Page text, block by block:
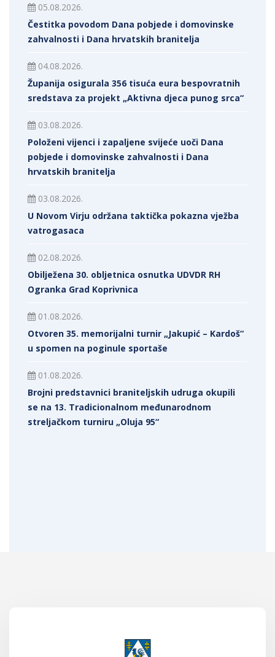
05.08.2026.
Čestitka povodom Dana pobjede i domovinske
zahvalnosti i Dana hrvatskih branitelja
04.08.2026.
Županija osigurala 356 tisuća eura bespovratnih
sredstava za projekt „Aktivna djeca punog srca“
03.08.2026.
Položeni vijenci i zapaljene svijeće uoči Dana
pobjede i domovinske zahvalnosti i Dana
hrvatskih branitelja
03.08.2026.
U Novom Virju održana taktička pokazna vježba
vatrogasaca
02.08.2026.
Obilježena 30. obljetnica osnutka UDVDR RH
Ogranka Grad Koprivnica
01.08.2026.
Otvoren 35. memorijalni turnir „Jakupić – Kardoš“
u spomen na poginule sportaše
01.08.2026.
Brojni predstavnici braniteljskih udruga okupili
se na 13. Tradicionalnom međunarodnom
streljačkom turniru „Oluja 95“